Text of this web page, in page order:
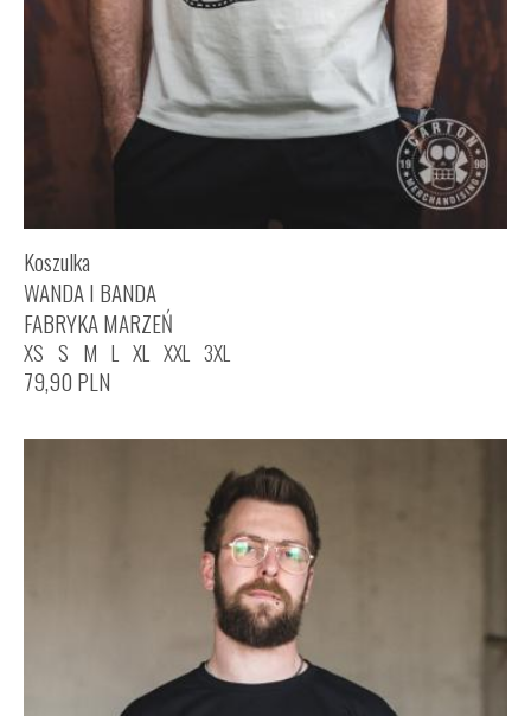
Koszulka
WANDA I BANDA
FABRYKA MARZEŃ
XS S M L XL XXL 3XL
79,90 PLN